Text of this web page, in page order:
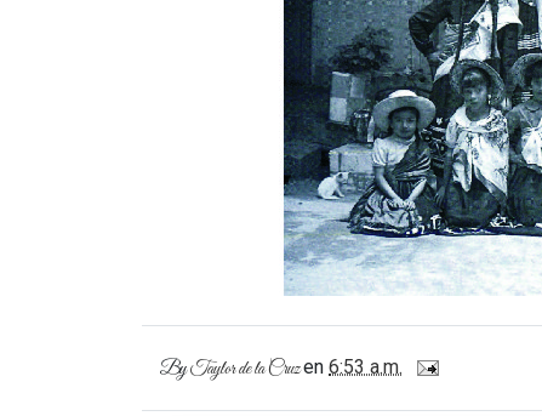
ByTaylor de la Cruzen 6:53 a.m.